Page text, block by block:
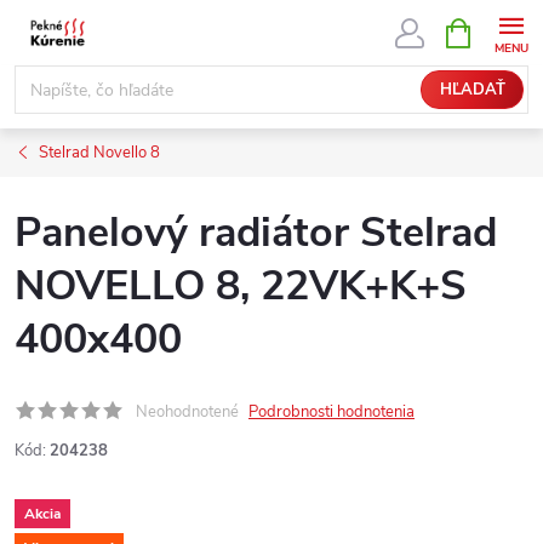
Prejsť
obsah
HĽADAŤ
KOŠÍK
Stelrad Novello 8
Panelový radiátor Stelrad
NOVELLO 8, 22VK+K+S
400x400
Neohodnotené Podrobnosti hodnotenia
Kód: 204238
Akcia